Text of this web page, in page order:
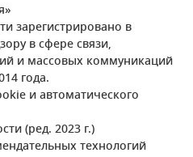
зарегистрировано в
в сфере связи,
и массовых коммуникаций
года.
и автоматического
(ред. 2023 г.)
технологий